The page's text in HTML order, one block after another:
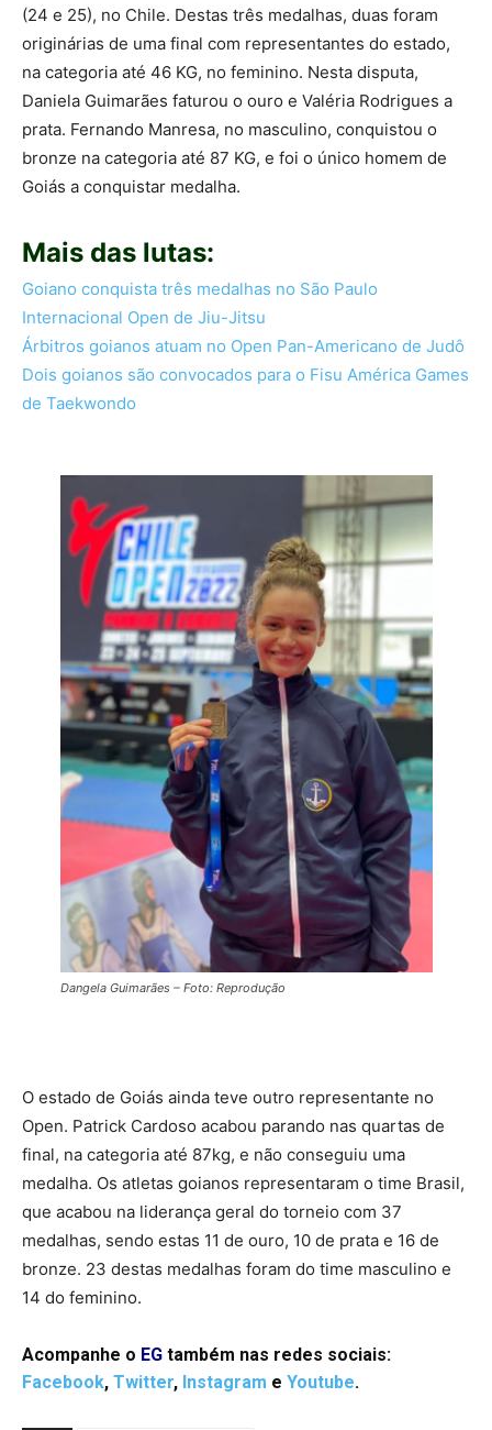
(24 e 25), no Chile. Destas três medalhas, duas foram
originárias de uma final com representantes do estado,
na categoria até 46 KG, no feminino. Nesta disputa,
Daniela Guimarães faturou o ouro e Valéria Rodrigues a
prata. Fernando Manresa, no masculino, conquistou o
bronze na categoria até 87 KG, e foi o único homem de
Goiás a conquistar medalha.
Mais das lutas:
Goiano conquista três medalhas no São Paulo
Internacional Open de Jiu-Jitsu
Árbitros goianos atuam no Open Pan-Americano de Judô
Dois goianos são convocados para o Fisu América Games
de Taekwondo
Dangela Guimarães – Foto: Reprodução
O estado de Goiás ainda teve outro representante no
Open. Patrick Cardoso acabou parando nas quartas de
final, na categoria até 87kg, e não conseguiu uma
medalha. Os atletas goianos representaram o time Brasil,
que acabou na liderança geral do torneio com 37
medalhas, sendo estas 11 de ouro, 10 de prata e 16 de
bronze. 23 destas medalhas foram do time masculino e
14 do feminino.
Acompanhe o EG também nas redes sociais:
Facebook, Twitter, Instagram e Youtube.